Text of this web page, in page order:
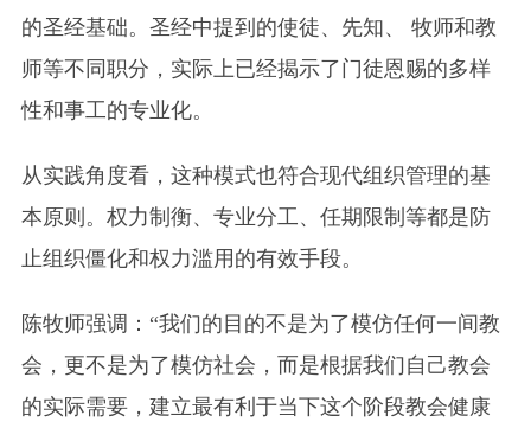
的圣经基础。圣经中提到的使徒、先知、 牧师和教
师等不同职分，实际上已经揭示了门徒恩赐的多样
性和事工的专业化。
从实践角度看，这种模式也符合现代组织管理的基
本原则。权力制衡、专业分工、任期限制等都是防
止组织僵化和权力滥用的有效手段。
陈牧师强调：“我们的目的不是为了模仿任何一间教
会，更不是为了模仿社会，而是根据我们自己教会
的实际需要，建立最有利于当下这个阶段教会健康